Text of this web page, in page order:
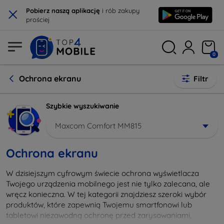
× Pobierz naszą aplikację i rób zakupy
prościej
0
Ochrona ekranu Filtr
Szybkie wyszukiwanie
Maxcom Comfort MM815
Ochrona ekranu
W dzisiejszym cyfrowym świecie ochrona wyświetlacza
Twojego urządzenia mobilnego jest nie tylko zalecana, ale
wręcz konieczna. W tej kategorii znajdziesz szeroki wybór
produktów, które zapewnią Twojemu smartfonowi lub
tabletowi niezawodną ochronę przed zarysowaniami,